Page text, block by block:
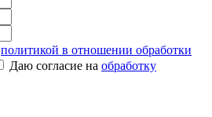
политикой в отношении обработки
Даю согласие на обработку